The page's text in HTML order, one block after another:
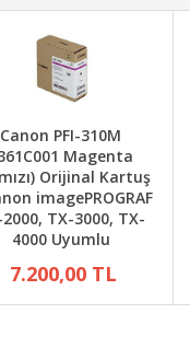
Canon PFI-310M
Magenta
Orijinal Kartuş
imagePROGRAF
TX-3000, TX-
4000 Uyumlu
7.200,00 TL